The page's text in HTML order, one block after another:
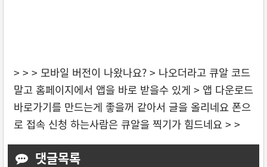
> > > 모바일 버전이 나왔나요? > 나오더라고 큐알 코드
말고 홈페이지에서 앱을 바로 받을수 있게 > 앱 다운로드
바로가기를 만드는게 좋을꺼 같아서 글을 올리네요 폰으
로 접속 신청 하는사람은 큐알을 찍기가 힘드네요 > >
댓글목록